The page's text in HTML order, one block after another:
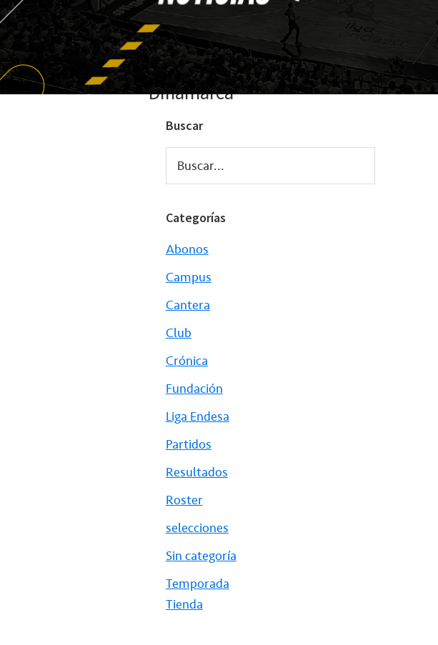
Dinamarca
Buscar
Buscar...
Categorías
Abonos
Campus
Cantera
Club
Crónica
Fundación
Liga Endesa
Partidos
Resultados
Roster
selecciones
Sin categoría
Temporada
Tienda